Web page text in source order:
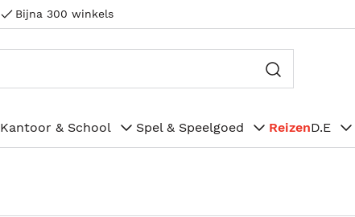
Bijna 300 winkels
Kantoor & School Spel & Speelgoed ReizenD.E